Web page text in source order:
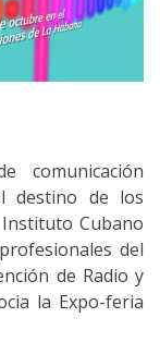
comunicación
destino de los
Cubano
del
de Radio y
la Expo-feria